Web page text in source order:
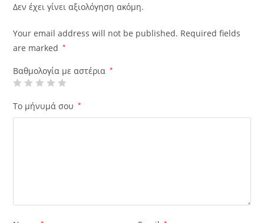
Δεν έχει γίνει αξιολόγηση ακόμη.
Your email address will not be published. Required fields
are marked
*
Βαθμολογία με αστέρια *
Το μήνυμά σου *